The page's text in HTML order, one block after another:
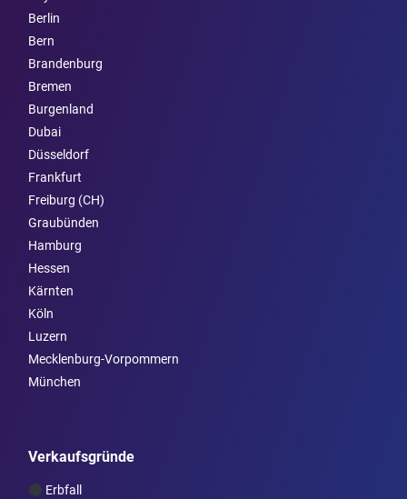
Berlin
Bern
Brandenburg
Bremen
Burgen­land
Dubai
Düsseldorf
Frankfurt
Freiburg (CH)
Graubünden
Hamburg
Hessen
Kärnten
Köln
Luzern
Mecklenburg-Vorpommern
München
Verkaufsgründe
Erbfall